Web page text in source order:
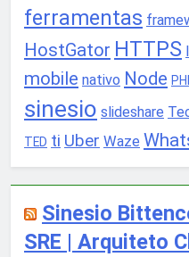
ferramentas
HostGator HTTPS
mobile nativo Node
sinesio slideshare
TED ti Uber Waze
Sinesio
SRE | Arquiteto